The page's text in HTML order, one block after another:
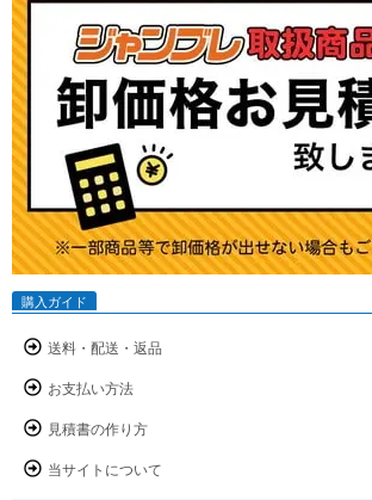
購入ガイド
送料・配送・返品
お支払い方法
見積書の作り方
当サイトについて